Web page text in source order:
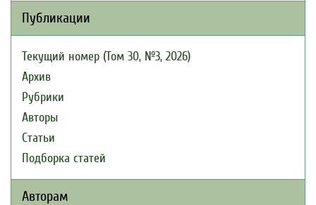
Публикации
Текущий номер (Том 30, №3, 2026)
Архив
Рубрики
Авторы
Статьи
Подборка статей
Авторам